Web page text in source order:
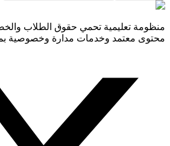
منظومة تعليمية تحمي حقوق الطلاب
محتوى معتمد وخدمات مدارة وخصوصية